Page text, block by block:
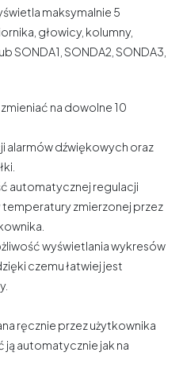
maksymalnie 5
głowicy, kolumny,
SONDA1, SONDA2, SONDA3,
na dowolne 10
alarmów dźwiękowych oraz
automatycznej regulacji
zmierzonej przez
wyświetlania wykresów
czemu łatwiej jest
ręcznie przez użytkownika
ją automatycznie jak na